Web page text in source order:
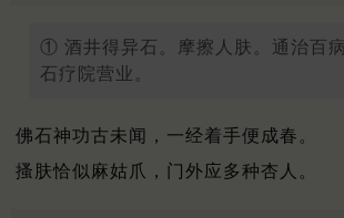
① 酒井得异石。摩擦人肤。通治百
石疗院营业。
佛石神功古未闻，一经着手便成春。
搔肤恰似麻姑爪，门外应多种杏人。